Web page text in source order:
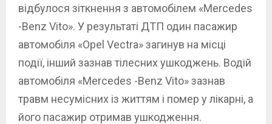
відбулося зіткнення з автомобілем «Mercedes
-Benz Vito». У результаті ДТП один пасажир
автомобіля «Opel Vectra» загинув на місці
події, інший зазнав тілесних ушкоджень. Водій
автомобіля «Mercedes -Benz Vito» зазнав
травм несумісних із життям і помер у лікарні, а
його пасажир отримав ушкодження.